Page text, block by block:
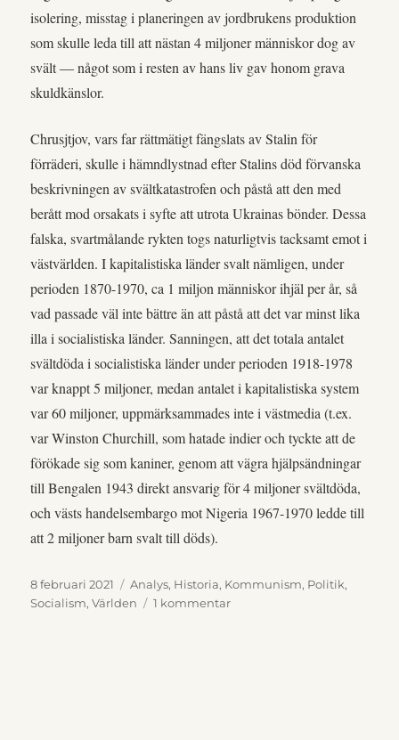
isolering, misstag i planeringen av jordbrukens produktion
som skulle leda till att nästan 4 miljoner människor dog av
svält — något som i resten av hans liv gav honom grava
skuldkänslor.
Chrusjtjov, vars far rättmätigt fängslats av Stalin för
förräderi, skulle i hämndlystnad efter Stalins död förvanska
beskrivningen av svältkatastrofen och påstå att den med
berått mod orsakats i syfte att utrota Ukrainas bönder. Dessa
falska, svartmålande rykten togs naturligtvis tacksamt emot i
västvärlden. I kapitalistiska länder svalt nämligen, under
perioden 1870-1970, ca 1 miljon människor ihjäl per år, så
vad passade väl inte bättre än att påstå att det var minst lika
illa i socialistiska länder. Sanningen, att det totala antalet
svältdöda i socialistiska länder under perioden 1918-1978
var knappt 5 miljoner, medan antalet i kapitalistiska system
var 60 miljoner, uppmärksammades inte i västmedia (t.ex.
var Winston Churchill, som hatade indier och tyckte att de
förökade sig som kaniner, genom att vägra hjälpsändningar
till Bengalen 1943 direkt ansvarig för 4 miljoner svältdöda,
och västs handelsembargo mot Nigeria 1967-1970 ledde till
att 2 miljoner barn svalt till döds).
Publicerat
den
8 februari 2021 Kategorier
Analys, Historia, Kommunism, Politik,
Socialism,Världen 1 kommentartill